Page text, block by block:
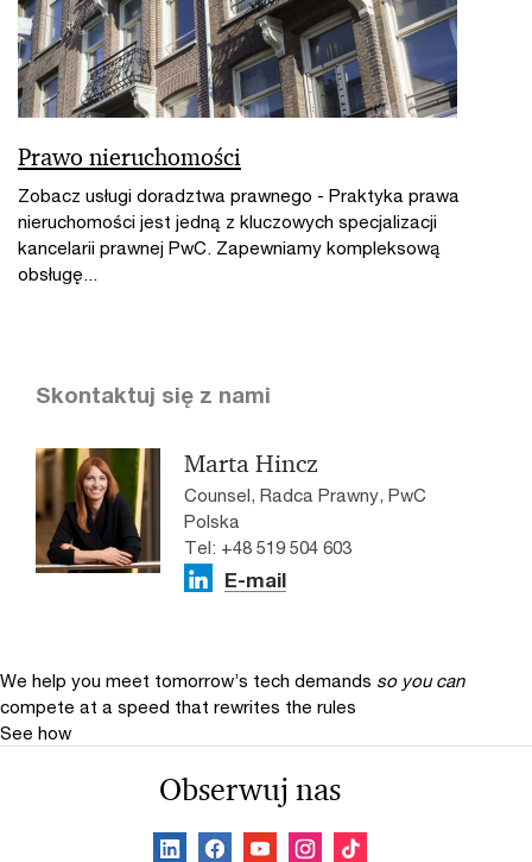
Prawo nieruchomości
Zobacz usługi doradztwa prawnego - Praktyka prawa
nieruchomości jest jedną z kluczowych specjalizacji
kancelarii prawnej PwC. Zapewniamy kompleksową
obsługę...
Skontaktuj się z nami
Marta Hincz
Counsel, Radca Prawny, PwC
Polska
Tel: +48 519 504 603
E-mail
We help you meet tomorrow’s tech demands so you can
compete at a speed that rewrites the rules
See how
Obserwuj nas